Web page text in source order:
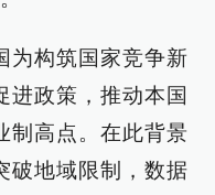
为构筑国家竞争新
进政策，推动本国
制高点。在此背景
破地域限制，数据